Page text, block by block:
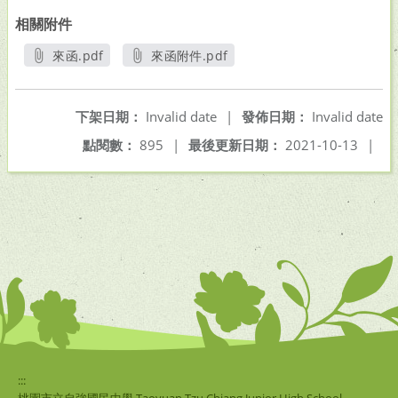
相關附件
來函.pdf
來函附件.pdf
發佈日期： Invalid date
下架日期： Invalid date
|
最後更新日期： 2021-10-13 |
點閱數： 895 |
:::